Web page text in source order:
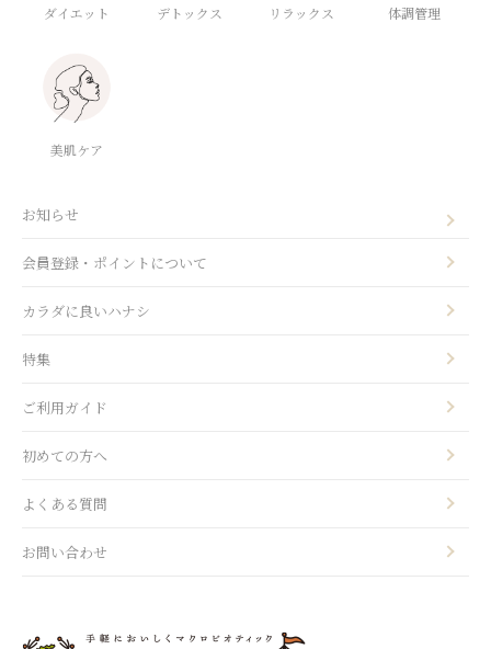
ダイエット デトックス リラックス 体調管理
美肌ケア
お知らせ
会員登録・ポイントについて
カラダに良いハナシ
特集
ご利用ガイド
初めての方へ
よくある質問
お問い合わせ